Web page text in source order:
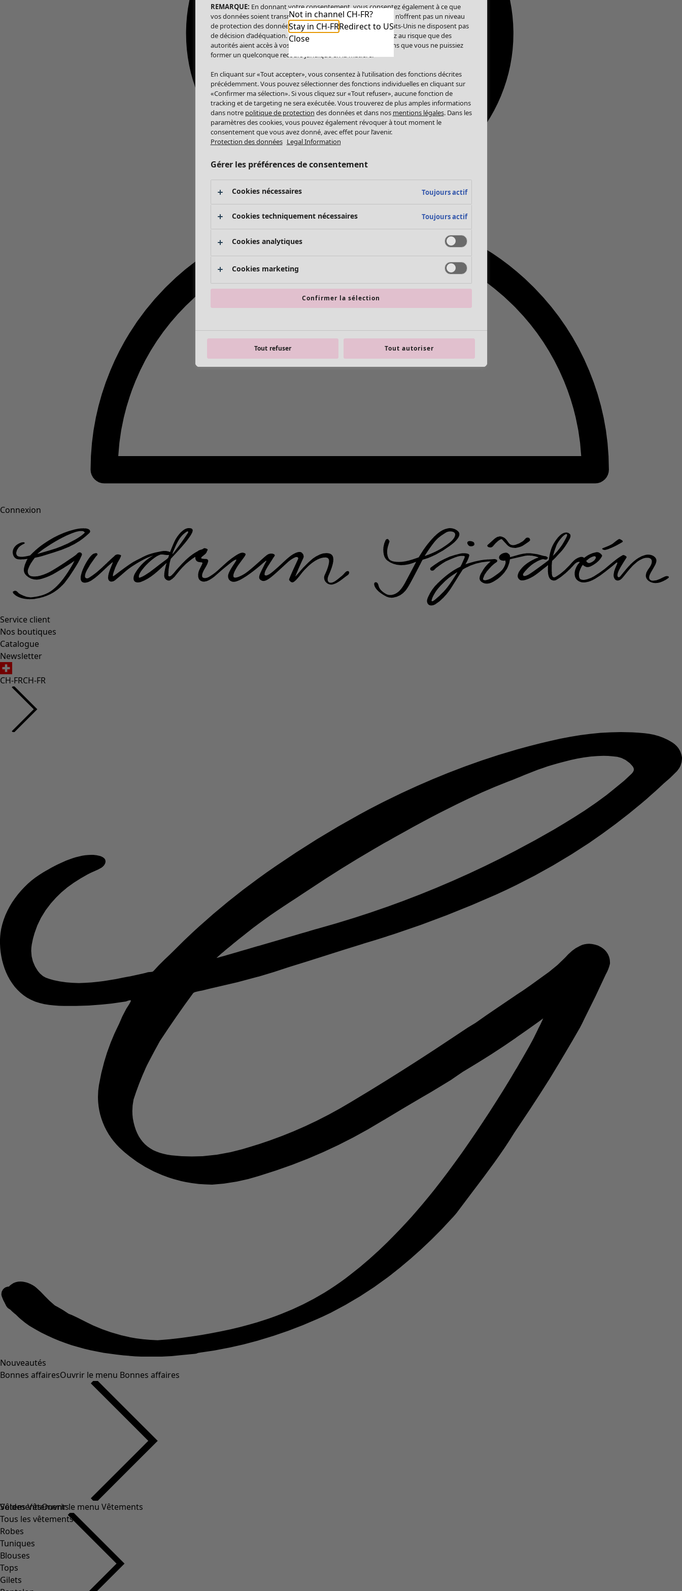
Connexion
Service client
Nos boutiques
Catalogue
Newsletter
CH-FRCH-FR
Nouveautés
Bonnes affairesOuvrir le menu Bonnes affaires
Soldes Vêtements
Tous les vêtements
Robes
Tuniques
Blouses
Tops
Gilets
VêtementsOuvrir le menu Vêtements
Not in channel CH-FR?
Stay in CH-FRRedirect to US
Close
REMARQUE: En donnant votre consentement, vous consentez également à ce que
vos données soient transmises aux États-Unis. Les États-Unis n’offrent pas un niveau
de protection des données comparable à celui de l’UE. Les États-Unis ne disposent pas
de décision d’adéquation. Par conséquent, vous vous exposez au risque que des
autorités aient accès à vos données à caractère personnel sans que vous ne puissiez
former un quelconque recours juridique en la matière.
En cliquant sur «Tout accepter», vous consentez à l’utilisation des fonctions décrites
précédemment. Vous pouvez sélectionner des fonctions individuelles en cliquant sur
«Confirmer ma sélection». Si vous cliquez sur «Tout refuser», aucune fonction de
tracking et de targeting ne sera exécutée. Vous trouverez de plus amples informations
dans notre politique de protection des données et dans nos mentions légales. Dans les
paramètres des cookies, vous pouvez également révoquer à tout moment le
consentement que vous avez donné, avec effet pour l’avenir.
Protection des données Legal Information
Gérer les préférences de consentement
Cookies nécessaires Toujours actif
Cookies techniquement nécessaires Toujours actif
Cookies analytiques
Cookies marketing
Confirmer la sélection
Tout refuser Tout autoriser